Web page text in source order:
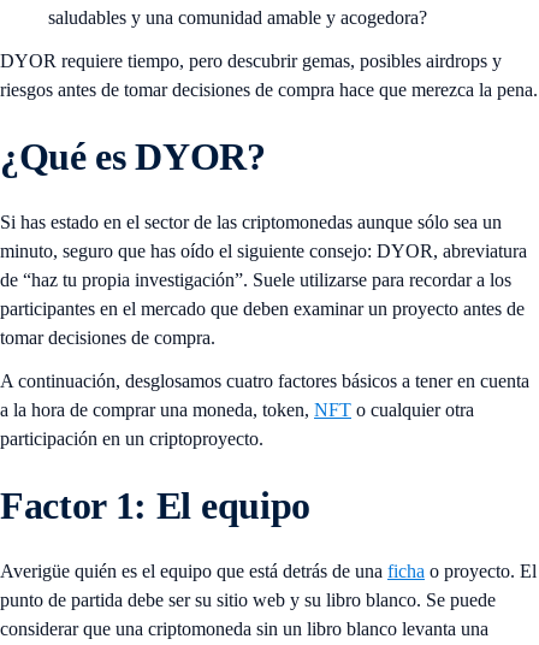
saludables y una comunidad amable y acogedora?
DYOR requiere tiempo, pero descubrir gemas, posibles airdrops y
riesgos antes de tomar decisiones de compra hace que merezca la pena.
¿Qué es DYOR?
Si has estado en el sector de las criptomonedas aunque sólo sea un
minuto, seguro que has oído el siguiente consejo: DYOR, abreviatura
de “haz tu propia investigación”. Suele utilizarse para recordar a los
participantes en el mercado que deben examinar un proyecto antes de
tomar decisiones de compra.
A continuación, desglosamos cuatro factores básicos a tener en cuenta
a la hora de comprar una moneda, token, NFT o cualquier otra
participación en un criptoproyecto.
Factor 1: El equipo
Averigüe quién es el equipo que está detrás de una ficha o proyecto. El
punto de partida debe ser su sitio web y su libro blanco. Se puede
considerar que una criptomoneda sin un libro blanco levanta una